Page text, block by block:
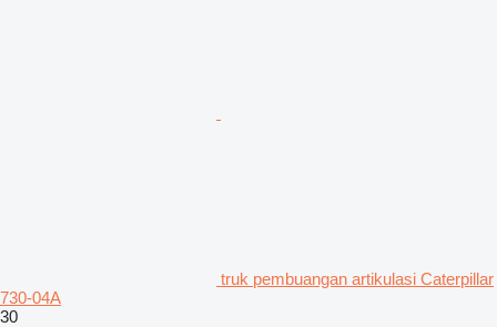
truk pembuangan artikulasi Caterpillar
730-04A
30